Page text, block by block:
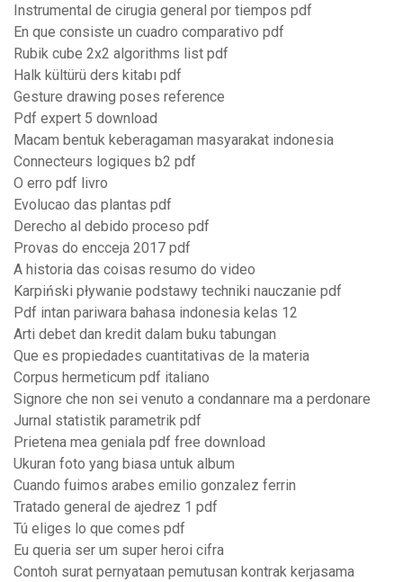
Instrumental de cirugia general por tiempos pdf
En que consiste un cuadro comparativo pdf
Rubik cube 2x2 algorithms list pdf
Halk kültürü ders kitabı pdf
Gesture drawing poses reference
Pdf expert 5 download
Macam bentuk keberagaman masyarakat indonesia
Connecteurs logiques b2 pdf
O erro pdf livro
Evolucao das plantas pdf
Derecho al debido proceso pdf
Provas do encceja 2017 pdf
A historia das coisas resumo do video
Karpiński pływanie podstawy techniki nauczanie pdf
Pdf intan pariwara bahasa indonesia kelas 12
Arti debet dan kredit dalam buku tabungan
Que es propiedades cuantitativas de la materia
Corpus hermeticum pdf italiano
Signore che non sei venuto a condannare ma a perdonare
Jurnal statistik parametrik pdf
Prietena mea geniala pdf free download
Ukuran foto yang biasa untuk album
Cuando fuimos arabes emilio gonzalez ferrin
Tratado general de ajedrez 1 pdf
Tú eliges lo que comes pdf
Eu queria ser um super heroi cifra
Contoh surat pernyataan pemutusan kontrak kerjasama